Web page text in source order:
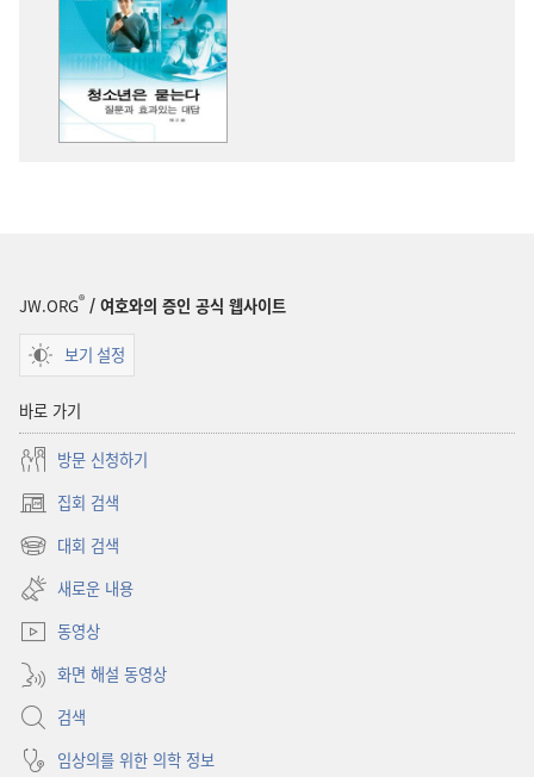
JW.ORG® / 여호와의 증인 공식 웹사이트
보기 설정
바로 가기
방문 신청하기
집회 검색
(새로운
창
대회 검색
(새로운
창
열기)
새로운 내용
동영상
화면 해설 동영상
검색
임상의를 위한 의학 정보